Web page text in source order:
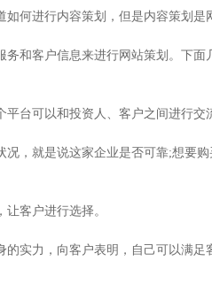
何进行内容策划，但是内容策划
和客户信息来进行网站策划。下
台可以和投资人、客户之间进行交
，就是说这家企业是否可靠;想要
客户进行选择。
实力，向客户表明，自己可以满足